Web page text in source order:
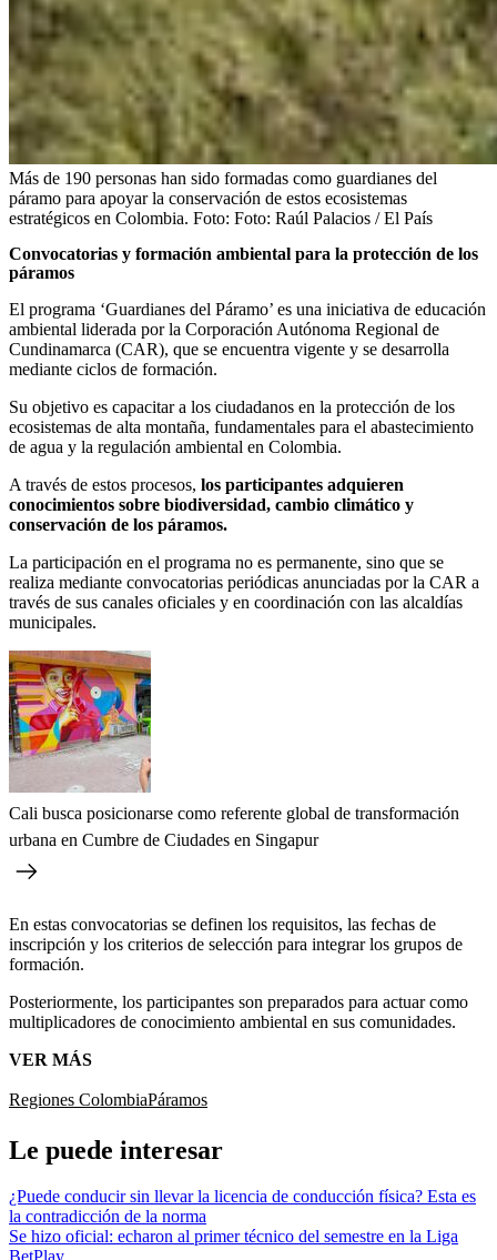
Más de 190 personas han sido formadas como guardianes del
páramo para apoyar la conservación de estos ecosistemas
estratégicos en Colombia. Foto: Foto: Raúl Palacios / El País
Convocatorias y formación ambiental para la protección de los
páramos
El programa ‘Guardianes del Páramo’ es una iniciativa de educación
ambiental liderada por la Corporación Autónoma Regional de
Cundinamarca (CAR), que se encuentra vigente y se desarrolla
mediante ciclos de formación.
Su objetivo es capacitar a los ciudadanos en la protección de los
ecosistemas de alta montaña, fundamentales para el abastecimiento
de agua y la regulación ambiental en Colombia.
A través de estos procesos, los participantes adquieren
conocimientos sobre biodiversidad, cambio climático y
conservación de los páramos.
La participación en el programa no es permanente, sino que se
realiza mediante convocatorias periódicas anunciadas por la CAR a
través de sus canales oficiales y en coordinación con las alcaldías
municipales.
Cali busca posicionarse como referente global de transformación
urbana en Cumbre de Ciudades en Singapur
En estas convocatorias se definen los requisitos, las fechas de
inscripción y los criterios de selección para integrar los grupos de
formación.
Posteriormente, los participantes son preparados para actuar como
multiplicadores de conocimiento ambiental en sus comunidades.
VER MÁS
Regiones ColombiaPáramos
Le puede interesar
¿Puede conducir sin llevar la licencia de conducción física? Esta es
la contradicción de la norma
Se hizo oficial: echaron al primer técnico del semestre en la Liga